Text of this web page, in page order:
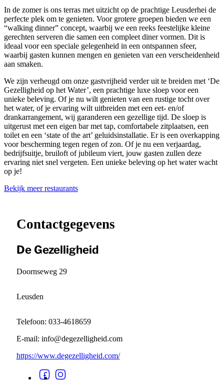
In de zomer is ons terras met uitzicht op de prachtige Leusderhei de
perfecte plek om te genieten. Voor grotere groepen bieden we een
“walking dinner” concept, waarbij we een reeks feestelijke kleine
gerechten serveren die samen een compleet diner vormen. Dit is
ideaal voor een speciale gelegenheid in een ontspannen sfeer,
waarbij gasten kunnen mengen en genieten van een verscheidenheid
aan smaken.
We zijn verheugd om onze gastvrijheid verder uit te breiden met ‘De
Gezelligheid op het Water’, een prachtige luxe sloep voor een
unieke beleving. Of je nu wilt genieten van een rustige tocht over
het water, of je ervaring wilt uitbreiden met een eet- en/of
drankarrangement, wij garanderen een gezellige tijd. De sloep is
uitgerust met een eigen bar met tap, comfortabele zitplaatsen, een
toilet en een ‘state of the art’ geluidsinstallatie. Er is een overkapping
voor bescherming tegen regen of zon. Of je nu een verjaardag,
bedrijfsuitje, bruiloft of jubileum viert, jouw gasten zullen deze
ervaring niet snel vergeten. Een unieke beleving op het water wacht
op je!
Bekijk meer restaurants
−
Leaflet
Contactgegevens
De Gezelligheid
Doornseweg 29
Leusden
Telefoon: 033-4618659
E-mail: info@degezelligheid.com
https://www.degezelligheid.com/